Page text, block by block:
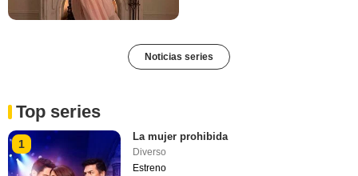
Noticias series
Top series
1
La mujer prohibida
Diverso
Estreno